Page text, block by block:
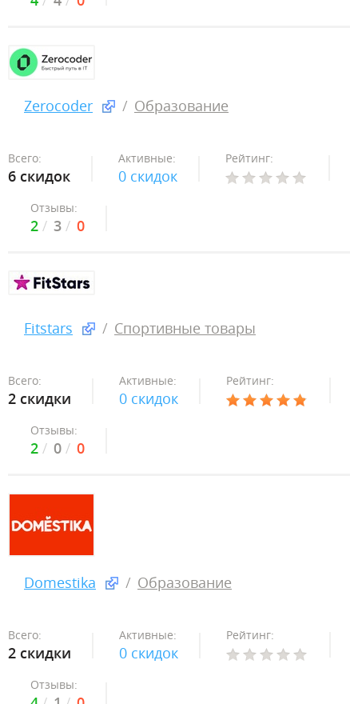
Zerocoder Образование
Всего:
6 скидок
Активные:
0 скидок
Рейтинг:
Отзывы:
2 3 0
Fitstars Спортивные товары
Всего:
2 скидки
Активные:
0 скидок
Рейтинг:
Отзывы:
2 0 0
Domestika Образование
Всего:
2 скидки
Активные:
0 скидок
Рейтинг:
Отзывы: